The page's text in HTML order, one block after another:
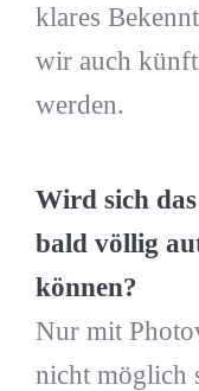
klares
wir auch
werden.
Wird sich
bald völlig
können?
Nur mit
nicht möglich